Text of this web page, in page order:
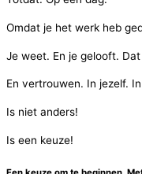
Omdat je het werk heb
Je weet. En je gelooft.
En vertrouwen. In jezelf.
Is niet anders!
Is een keuze!